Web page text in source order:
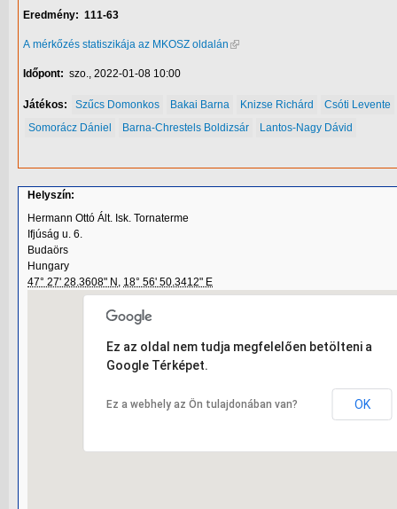
Eredmény: 111-63
A mérkőzés statiszikája az MKOSZ oldalán
Időpont: szo., 2022-01-08 10:00
Játékos: Szűcs Domonkos Bakai Barna Knizse Richárd
Csóti Levente
Somorácz Dániel
Barna-Chrestels Boldizsár Lantos-Nagy Dávid
Helyszín:
Hermann Ottó Ált. Isk. Tornaterme
Ifjúság u. 6.
Budaörs
Hungary
47° 27' 28.3608" N , 18° 56' 50.3412" E
Ez az oldal nem tudja megfelelően betölteni a
Google Térképet.
Ez a webhely az Ön tulajdonában van? OK